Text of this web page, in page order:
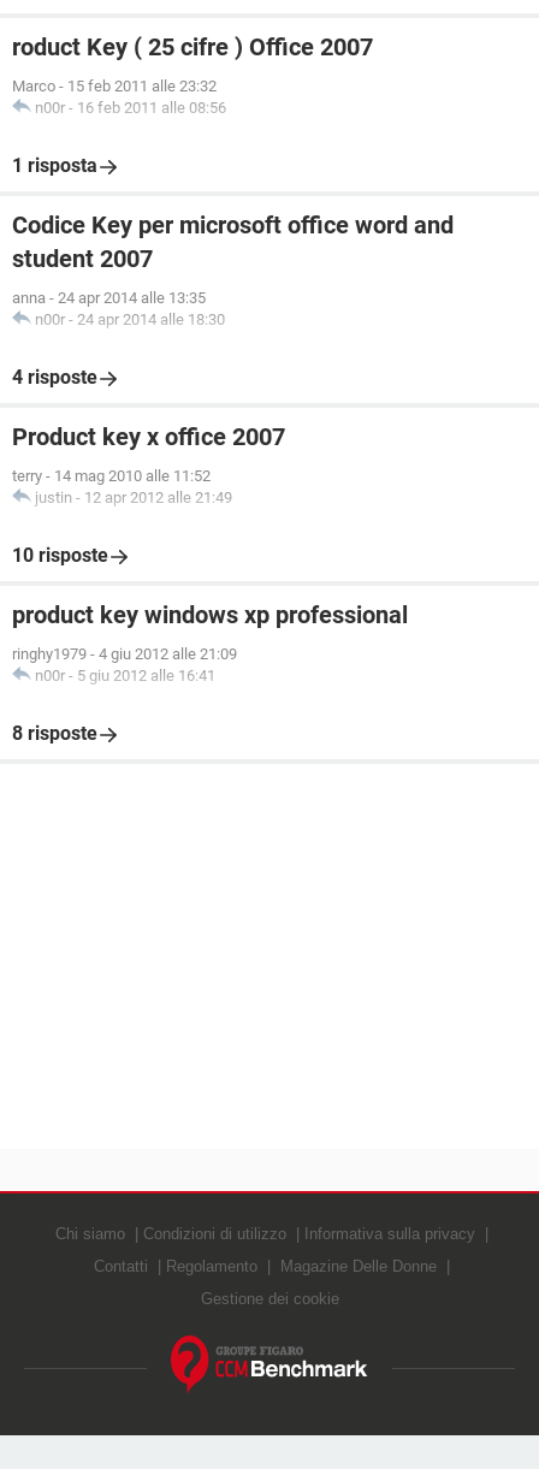
roduct Key ( 25 cifre ) Office 2007
Marco - 15 feb 2011 alle 23:32
n00r - 16 feb 2011 alle 08:56
1 risposta
Codice Key per microsoft office word and
student 2007
anna - 24 apr 2014 alle 13:35
n00r - 24 apr 2014 alle 18:30
4 risposte
Product key x office 2007
terry - 14 mag 2010 alle 11:52
justin - 12 apr 2012 alle 21:49
10 risposte
product key windows xp professional
ringhy1979 - 4 giu 2012 alle 21:09
n00r - 5 giu 2012 alle 16:41
8 risposte
Chi siamo Condizioni di utilizzo
Informativa sulla privacy
Contatti
Regolamento
Magazine Delle Donne
Gestione dei cookie